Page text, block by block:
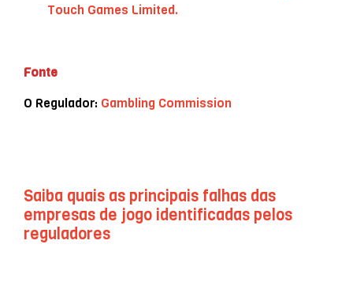
Touch Games Limited.
Fonte
O Regulador: Gambling Commission
Saiba quais as principais falhas das
empresas de jogo identificadas pelos
reguladores